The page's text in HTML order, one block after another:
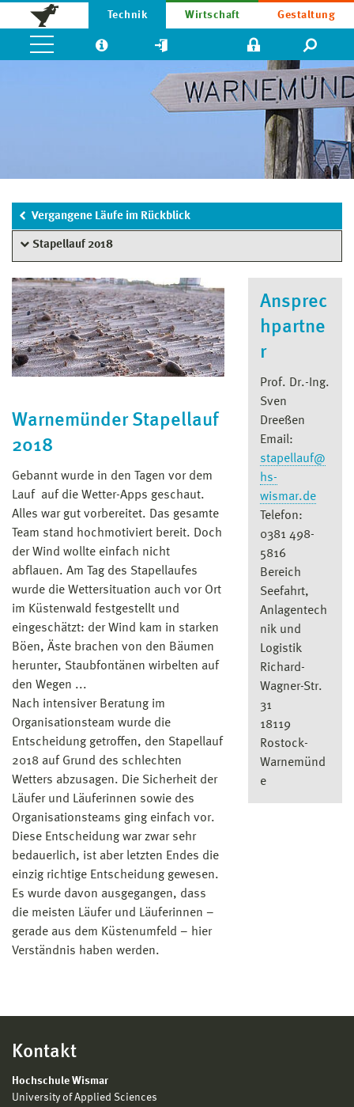
Technik Wirtschaft Gestaltung
Vergangene Läufe im Rückblick
Stapellauf 2018
Warnemünder Stapellauf
2018
Gebannt wurde in den Tagen vor dem
Lauf auf die Wetter-Apps geschaut.
Alles war gut vorbereitet. Das gesamte
Team stand hochmotiviert bereit. Doch
der Wind wollte einfach nicht
abflauen. Am Tag des Stapellaufes
wurde die Wettersituation auch vor Ort
im Küstenwald festgestellt und
eingeschätzt: der Wind kam in starken
Böen, Äste brachen von den Bäumen
herunter, Staubfontänen wirbelten auf
den Wegen ...
Nach intensiver Beratung im
Organisationsteam wurde die
Entscheidung getroffen, den Stapellauf
2018 auf Grund des schlechten
Wetters abzusagen. Die Sicherheit der
Läufer und Läuferinnen sowie des
Organisationsteams ging einfach vor.
Diese Entscheidung war zwar sehr
bedauerlich, ist aber letzten Endes die
einzig richtige Entscheidung gewesen.
Es wurde davon ausgegangen, dass
die meisten Läufer und Läuferinnen –
gerade aus dem Küstenumfeld – hier
Verständnis haben werden.
Ansprec
hpartne
r
Prof. Dr.-Ing.
Sven
Dreeßen
Email:
stapellauf@
hs-
wismar.de
Telefon:
0381 498-
5816
Bereich
Seefahrt,
Anlagentech
nik und
Logistik
Richard-
Wagner-Str.
31
18119
Rostock-
Warnemünd
e
Kontakt
Hochschule Wismar
University of Applied Sciences